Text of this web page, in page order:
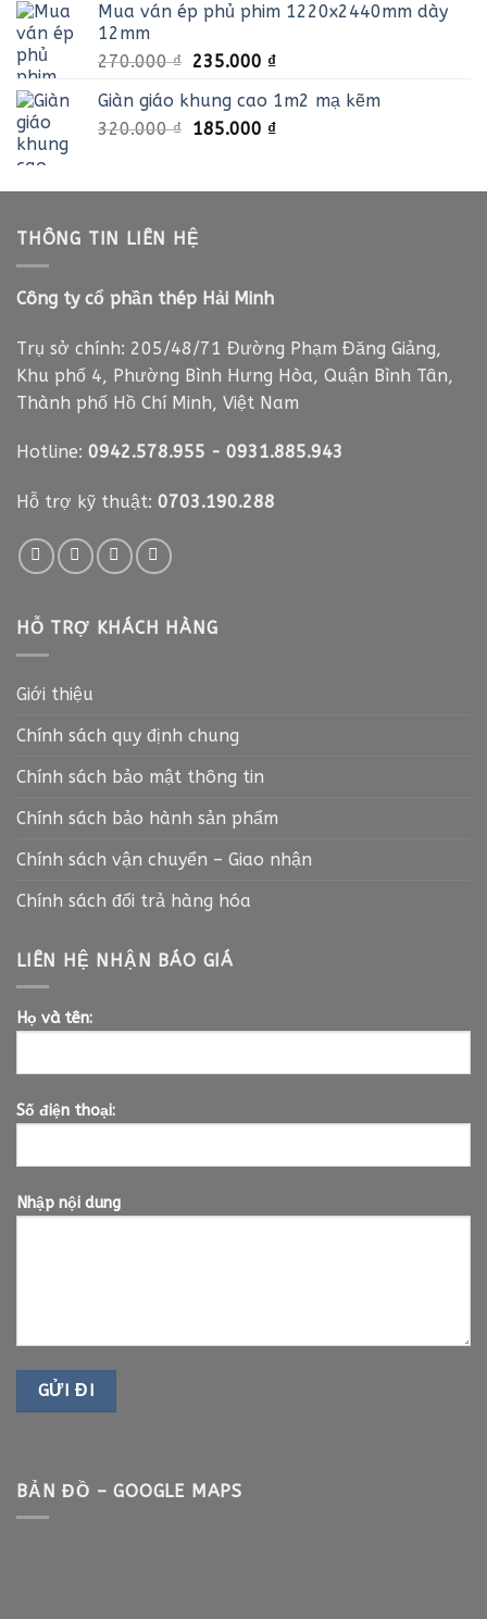
150.000 ₫.là:
Mua ván ép phủ phim 1220x2440mm dày
12mm
270.000₫ Giá
là:
270.000 ₫.
235.000 ₫Giá
tại
là:
Giàn giáo khung cao 1m2 mạ kẽm
320.000₫ Giá
320.000 ₫.
185.000 ₫Giá
là:
THÔNG TIN LIÊN HỆ
Công ty cổ phần thép Hải Minh
Trụ sở chính: 205/48/71 Đường Phạm Đăng Giảng,
Khu phố 4, Phường Bình Hưng Hòa, Quận Bình Tân,
Thành phố Hồ Chí Minh, Việt Nam
Hotline: 0942.578.955 - 0931.885.943
Hỗ trợ kỹ thuật: 0703.190.288
HỖ TRỢ KHÁCH HÀNG
Giới thiệu
Chính sách quy định chung
Chính sách bảo mật thông tin
Chính sách bảo hành sản phẩm
Chính sách vận chuyển – Giao nhận
Chính sách đổi trả hàng hóa
LIÊN HỆ NHẬN BÁO GIÁ
Họ và tên:
Số điện thoại:
Nhập nội dung
BẢN ĐỒ – GOOGLE MAPS